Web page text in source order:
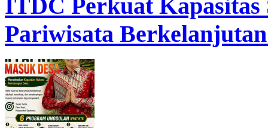
ITDC Perkuat
Pariwisata